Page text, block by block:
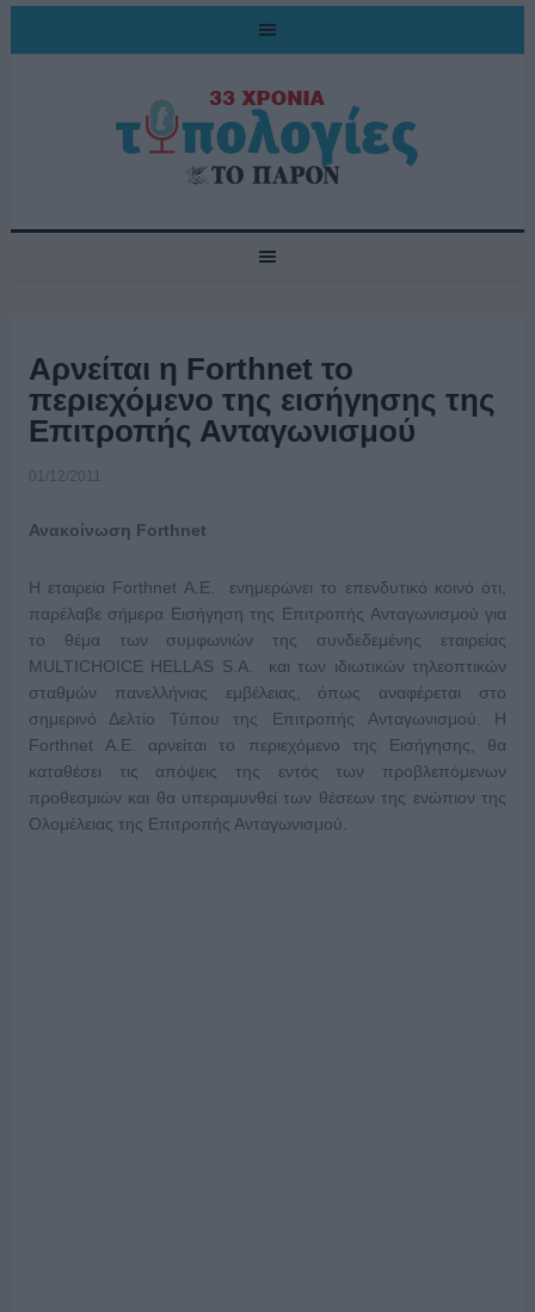
Aρνείται η Forthnet το
περιεχόμενο της εισήγησης της
Επιτροπής Ανταγωνισμού
01/12/2011
Ανακοίνωση Forthnet
Η εταιρεία Forthnet A.E. ενημερώνει το επενδυτικό κοινό ότι,
παρέλαβε σήμερα Εισήγηση της Επιτροπής Ανταγωνισμού για
το θέμα των συμφωνιών της συνδεδεμένης εταιρείας
MULTICHOICE HELLAS S.A. και των ιδιωτικών τηλεοπτικών
σταθμών πανελλήνιας εμβέλειας, όπως αναφέρεται στο
σημερινό Δελτίο Τύπου της Επιτροπής Ανταγωνισμού. Η
Forthnet Α.Ε. αρνείται το περιεχόμενο της Εισήγησης, θα
καταθέσει τις απόψεις της εντός των προβλεπόμενων
προθεσμιών και θα υπεραμυνθεί των θέσεων της ενώπιον της
Ολομέλειας της Επιτροπής Ανταγωνισμού.